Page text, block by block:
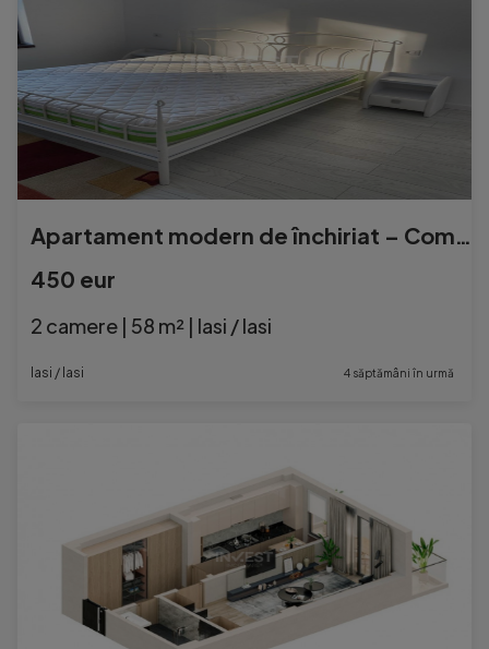
Apartament modern de închiriat – Complex rezidențial nou
450 eur
2 camere | 58 m² | Iasi / Iasi
Iasi / Iasi 4 săptămâni în urmă